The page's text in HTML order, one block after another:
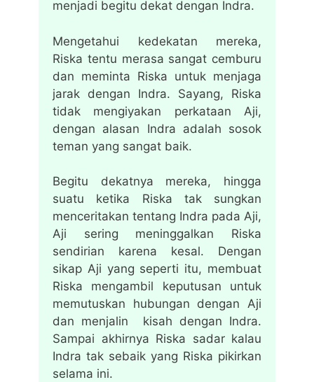
menjadi begitu dekat dengan Indra.
Mengetahui kedekatan mereka,
Riska tentu merasa sangat cemburu
dan meminta Riska untuk menjaga
jarak dengan Indra. Sayang, Riska
tidak mengiyakan perkataan Aji,
dengan alasan Indra adalah sosok
teman yang sangat baik.
Begitu dekatnya mereka, hingga
suatu ketika Riska tak sungkan
menceritakan tentang Indra pada Aji,
Aji sering meninggalkan Riska
sendirian karena kesal. Dengan
sikap Aji yang seperti itu, membuat
Riska mengambil keputusan untuk
memutuskan hubungan dengan Aji
dan menjalin kisah dengan Indra.
Sampai akhirnya Riska sadar kalau
Indra tak sebaik yang Riska pikirkan
selama ini.